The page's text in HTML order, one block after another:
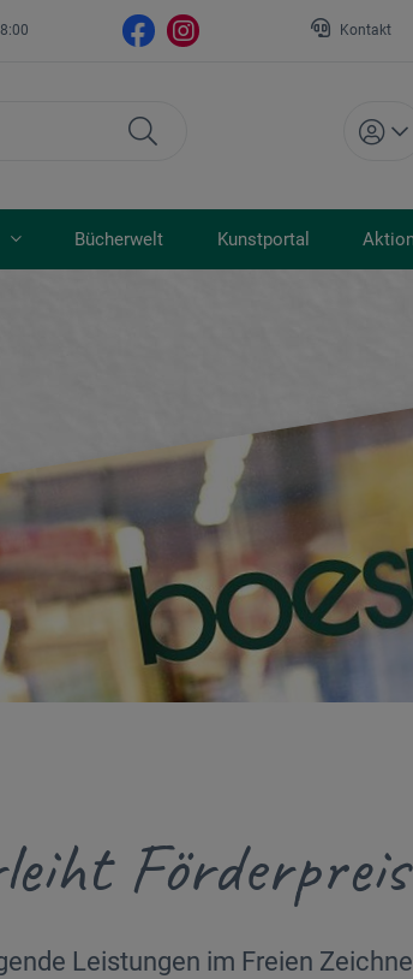
Kontakt
Bücherwelt Kunstportal
Förderpreis
Leistungen im Freien